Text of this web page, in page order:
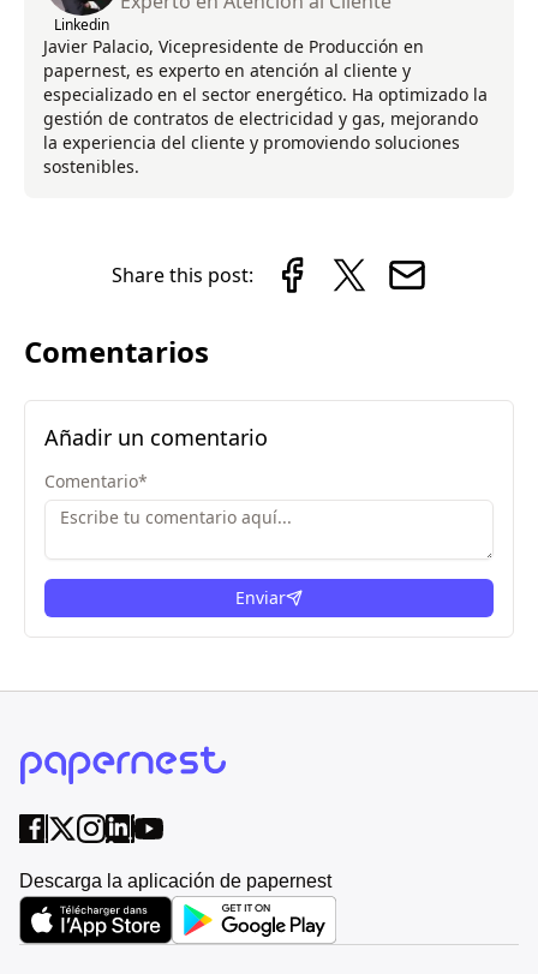
Linkedin
Javier Palacio, Vicepresidente de Producción en
papernest, es experto en atención al cliente y
especializado en el sector energético. Ha optimizado la
gestión de contratos de electricidad y gas, mejorando
la experiencia del cliente y promoviendo soluciones
sostenibles.
Share this post:
Comentarios
Añadir un comentario
Comentario*
Enviar
Descarga la aplicación de papernest